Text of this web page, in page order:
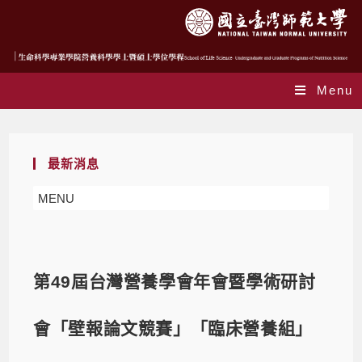
Menu
最新消息
MENU
第49屆台灣營養學會年會暨學術研討
會「壁報論文競賽」「臨床營養組」